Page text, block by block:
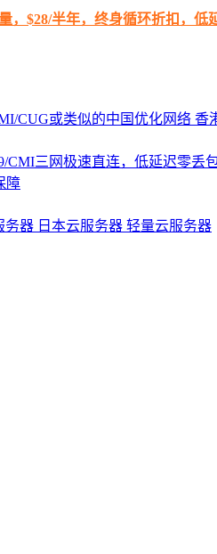
，$28/半年，终身循环折扣，低
CUG或类似的中国优化网络 香
CMI三网极速直连，低延迟零丢
障
务器 日本云服务器 轻量云服务器